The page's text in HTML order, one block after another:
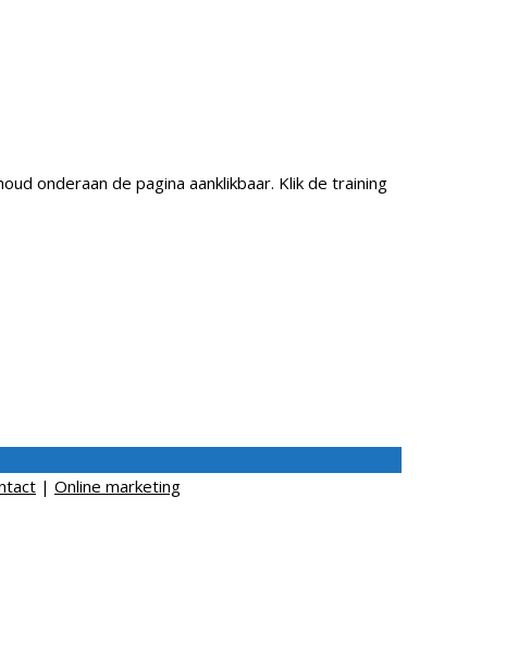
onderaan de pagina aanklikbaar. Klik de training
| Online marketing